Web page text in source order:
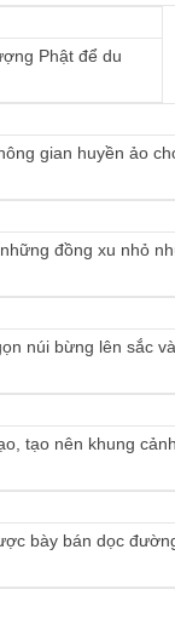
Phật để du
gian huyền ảo
đồng xu nhỏ
núi bừng lên sắc
tạo nên khung
bày bán dọc